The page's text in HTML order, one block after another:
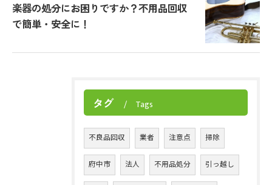
楽器の処分にお困りですか？不用品回収
で簡単・安全に！
タグ Tags
不良品回収 業者 注意点 掃除
府中市 法人 不用品処分 引っ越し